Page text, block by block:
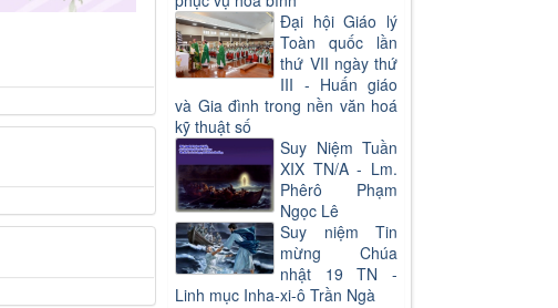
Đại hội Giáo lý
Toàn quốc lần
thứ VII ngày thứ
III - Huấn giáo
và Gia đình trong nền văn hoá
kỹ thuật số
Suy Niệm Tuần
XIX TN/A - Lm.
Phêrô Phạm
Ngọc Lê
Suy niệm Tin
mừng Chúa
nhật 19 TN -
Linh mục Inha-xi-ô Trần Ngà